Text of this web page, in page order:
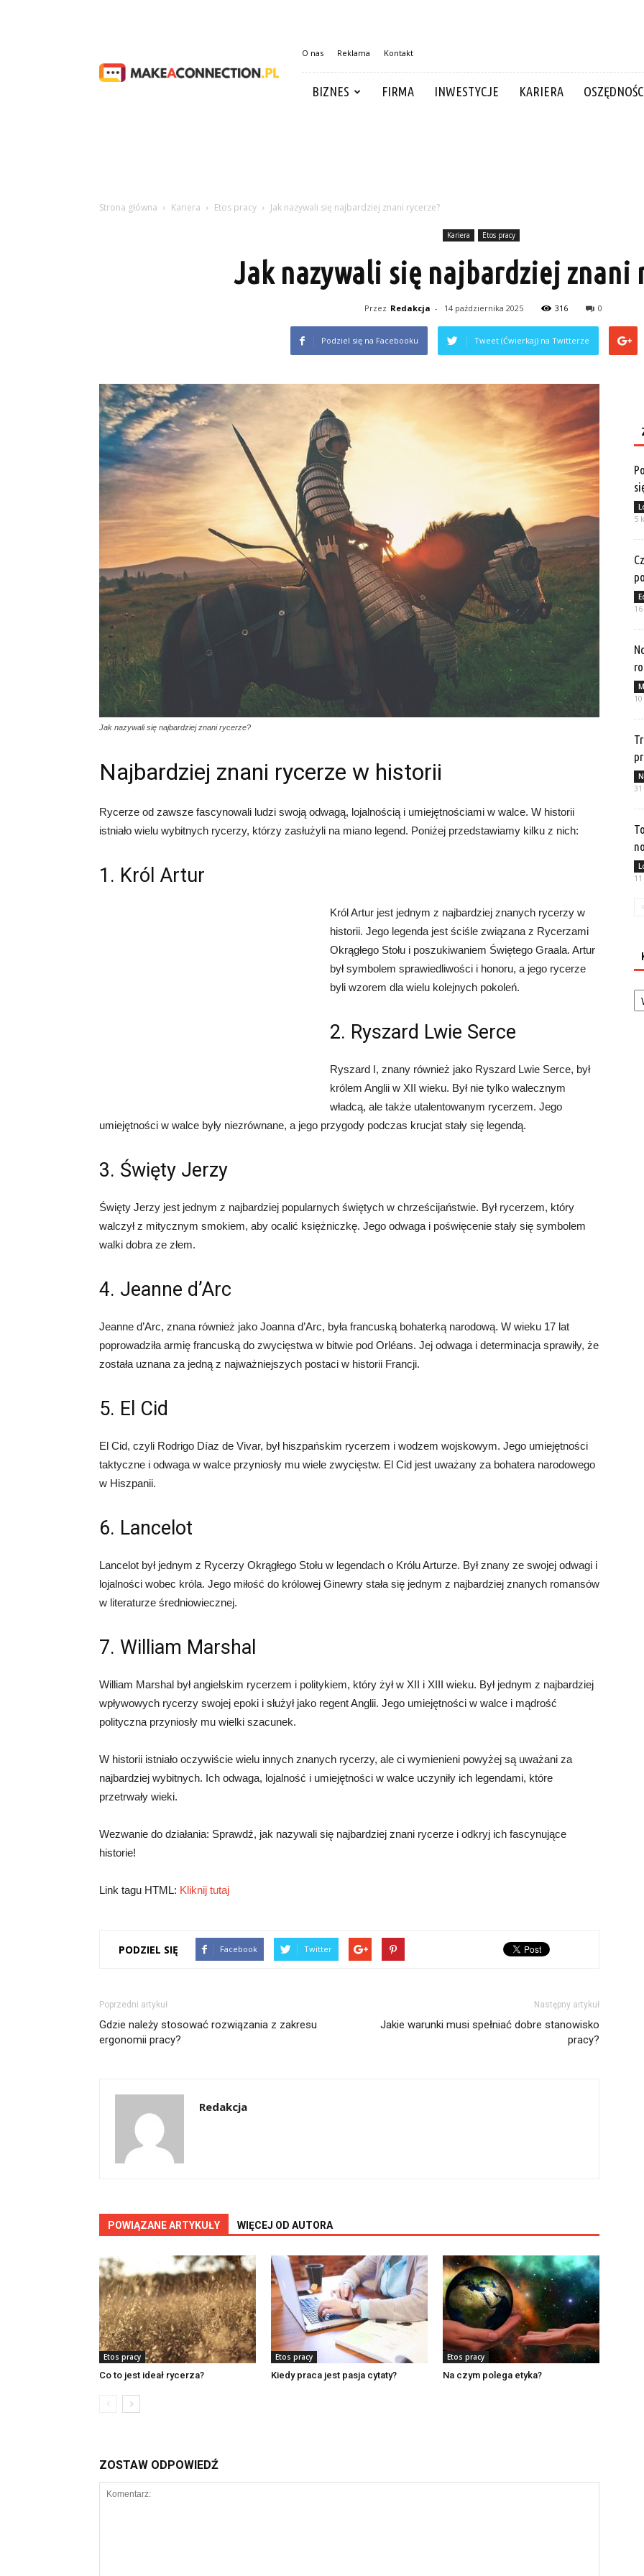
O nas Reklama Kontakt
BIZNES FIRMA INWESTYCJE KARIERA
Strona główna Kariera Etos pracy Jak nazywali się najbardziej znani rycerze?
Kariera Etos pracy
Jak nazywali się najbardziej znani
Przez Redakcja - 14 października 2025 316 0
Podziel się na Facebooku Tweet (Ćwierkaj) na Twitterze
Jak nazywali się najbardziej znani rycerze?
Najbardziej znani rycerze w historii
Rycerze od zawsze fascynowali ludzi swoją odwagą, lojalnością i umiejętnościami w walce. W historii
istniało wielu wybitnych rycerzy, którzy zasłużyli na miano legend. Poniżej przedstawiamy kilku z nich:
1. Król Artur
Król Artur jest jednym z najbardziej znanych rycerzy w
historii. Jego legenda jest ściśle związana z Rycerzami
Okrągłego Stołu i poszukiwaniem Świętego Graala. Artur
był symbolem sprawiedliwości i honoru, a jego rycerze
byli wzorem dla wielu kolejnych pokoleń.
2. Ryszard Lwie Serce
Ryszard I, znany również jako Ryszard Lwie Serce, był
królem Anglii w XII wieku. Był nie tylko walecznym
władcą, ale także utalentowanym rycerzem. Jego
umiejętności w walce były niezrównane, a jego przygody podczas krucjat stały się legendą.
3. Święty Jerzy
Święty Jerzy jest jednym z najbardziej popularnych świętych w chrześcijaństwie. Był rycerzem, który
walczył z mitycznym smokiem, aby ocalić księżniczkę. Jego odwaga i poświęcenie stały się symbolem
walki dobra ze złem.
4. Jeanne d’Arc
Jeanne d’Arc, znana również jako Joanna d’Arc, była francuską bohaterką narodową. W wieku 17 lat
poprowadziła armię francuską do zwycięstwa w bitwie pod Orléans. Jej odwaga i determinacja sprawiły, że
została uznana za jedną z najważniejszych postaci w historii Francji.
5. El Cid
El Cid, czyli Rodrigo Díaz de Vivar, był hiszpańskim rycerzem i wodzem wojskowym. Jego umiejętności
taktyczne i odwaga w walce przyniosły mu wiele zwycięstw. El Cid jest uważany za bohatera narodowego
w Hiszpanii.
6. Lancelot
Lancelot był jednym z Rycerzy Okrągłego Stołu w legendach o Królu Arturze. Był znany ze swojej odwagi i
lojalności wobec króla. Jego miłość do królowej Ginewry stała się jednym z najbardziej znanych romansów
w literaturze średniowiecznej.
7. William Marshal
William Marshal był angielskim rycerzem i politykiem, który żył w XII i XIII wieku. Był jednym z najbardziej
wpływowych rycerzy swojej epoki i służył jako regent Anglii. Jego umiejętności w walce i mądrość
polityczna przyniosły mu wielki szacunek.
W historii istniało oczywiście wielu innych znanych rycerzy, ale ci wymienieni powyżej są uważani za
najbardziej wybitnych. Ich odwaga, lojalność i umiejętności w walce uczyniły ich legendami, które
przetrwały wieki.
Wezwanie do działania: Sprawdź, jak nazywali się najbardziej znani rycerze i odkryj ich fascynujące
historie!
Link tagu HTML: Kliknij tutaj
PODZIEL SIĘ Facebook Twitter
Poprzedni artykuł
Gdzie należy stosować rozwiązania z zakresu
ergonomii pracy?
Następny artykuł
Jakie warunki musi spełniać dobre stanowisko
pracy?
Redakcja
POWIĄZANE ARTYKUŁY WIĘCEJ OD AUTORA
Etos pracy
Co to jest ideał rycerza?
Etos pracy
Kiedy praca jest pasja cytaty?
Etos pracy
Na czym polega etyka?
ZOSTAW ODPOWIEDŹ
5